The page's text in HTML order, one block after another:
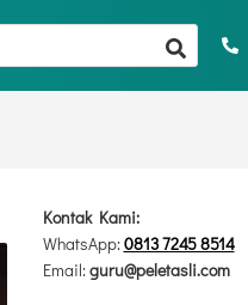
Kontak Kami:
WhatsApp:0813 7245 8514
Email:guru@peletasli.com